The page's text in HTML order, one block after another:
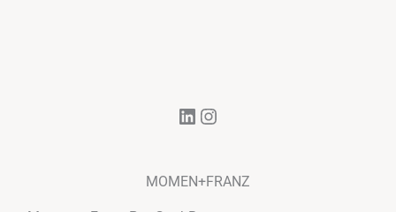
LinkedIn
Instagram
MOMEN+FRANZ